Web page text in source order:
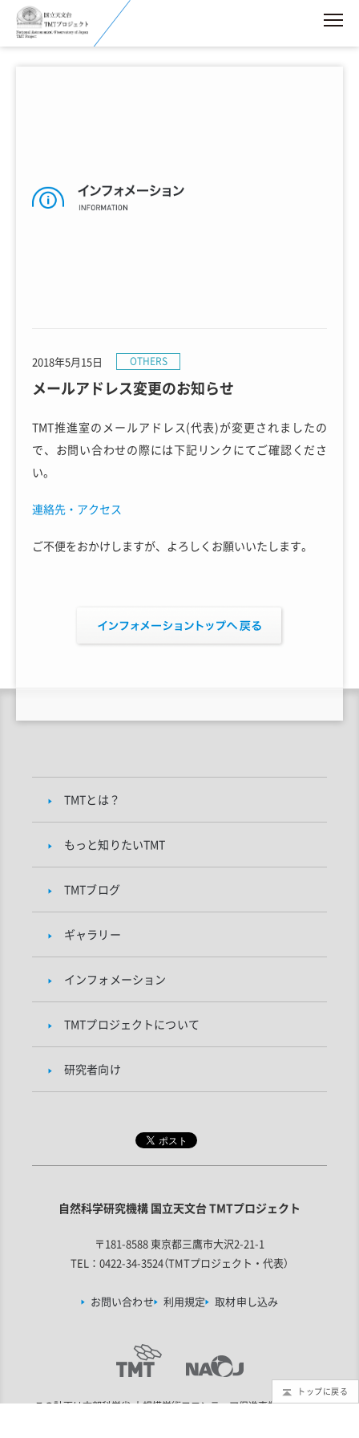
メールアドレス変更のお知らせ
2018年5月15日 OTHERS
TMT推進室のメールアドレス(代表)が変更されましたの
で、お問い合わせの際には下記リンクにてご確認くださ
い。
連絡先・アクセス
ご不便をおかけしますが、よろしくお願いいたします。
TMTとは？
もっと知りたいTMT
TMTブログ
ギャラリー
インフォメーション
TMTプロジェクトについて
研究者向け
自然科学研究機構 国立天文台 TMTプロジェクト
〒181-8588 東京都三鷹市大沢2-21-1
TEL：0422-34-3524（TMTプロジェクト・代表）
お問い合わせ 利用規定 取材申し込み
この計画は文部科学省 大規模学術フロンティア促進事業の支援を受
トップに戻る